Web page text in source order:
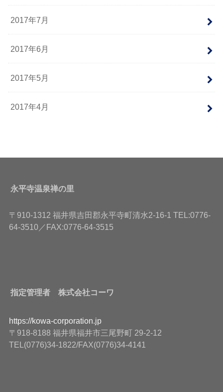
2017年7月
2017年6月
2017年5月
2017年4月
永平寺温泉禅の里
〒910-1312 福井県吉田郡永平寺町清水2-16-1 TEL:0776-
64-3510／FAX:0776-64-3515
指定管理者 株式会社コーワ
https://kowa-corporation.jp
〒918-8188 福井県福井市三尾野町 29-2-12
TEL(0776)34-1822/FAX(0776)34-4141